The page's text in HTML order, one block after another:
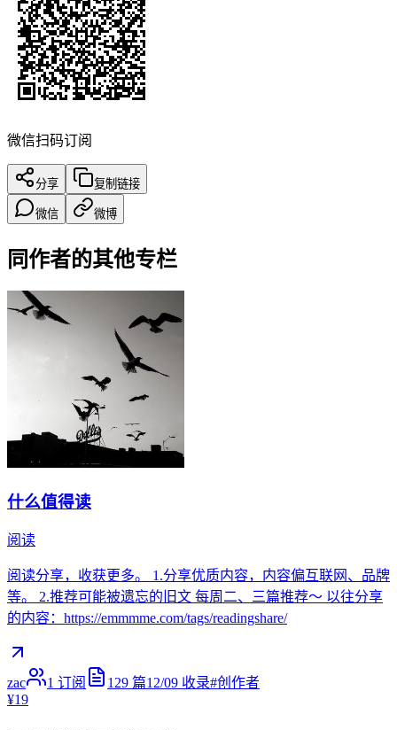
微信扫码订阅
分享 复制链接
微信 微博
同作者的其他专栏
什么值得读
阅读
阅读分享，收获更多。 1.分享优质内容，内容偏互联网、品牌
等。 2.推荐可能被遗忘的旧文 每周二、三篇推荐～ 以往分享
的内容：https://emmmme.com/tags/readingshare/
zac 1 订阅 129 篇12/09 收录#创作者
¥19